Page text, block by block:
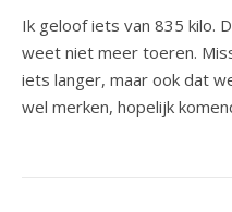
Ik geloof iets van 835 kilo.
weet niet meer toeren.
iets langer, maar ook dat
wel merken, hopelijk